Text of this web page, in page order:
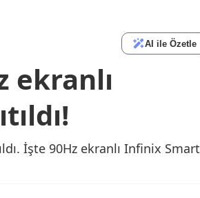
AI ile Özetle
ekranlı
İşte 90Hz ekranlı Infinix Smart